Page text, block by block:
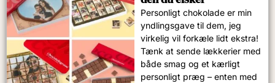
Personligt chokolade er min
yndlingsgave til dem, jeg
virkelig vil forkæle lidt ekstra!
Tænk at sende lækkerier med
både smag og et kærligt
personligt præg – enten med